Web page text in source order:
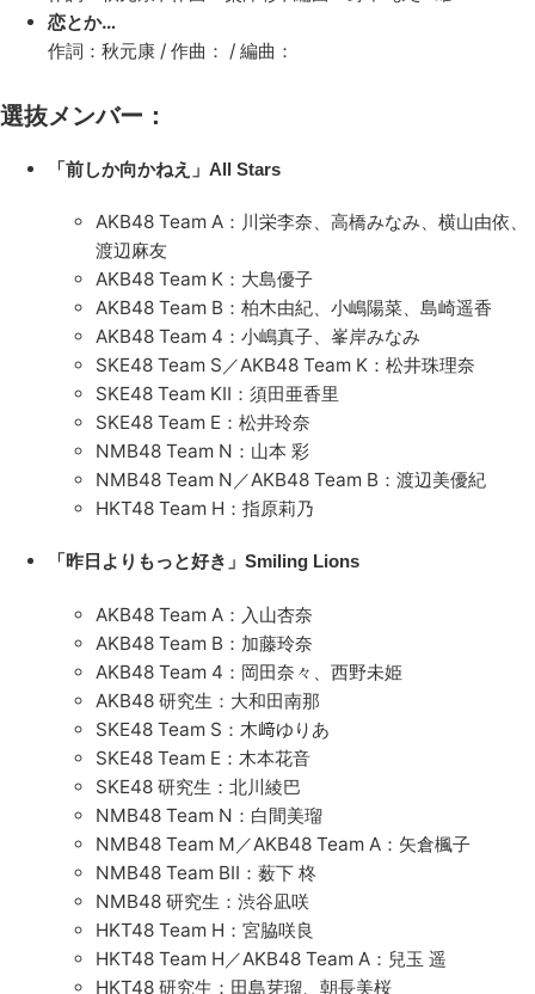
恋とか…
作詞：秋元康 / 作曲： / 編曲：
選抜メンバー：
「前しか向かねえ」All Stars
AKB48 Team A：川栄李奈、高橋みなみ、横山由依、
渡辺麻友
AKB48 Team K：大島優子
AKB48 Team B：柏木由紀、小嶋陽菜、島崎遥香
AKB48 Team 4：小嶋真子、峯岸みなみ
SKE48 Team S／AKB48 Team K：松井珠理奈
SKE48 Team KⅡ：須田亜香里
SKE48 Team E：松井玲奈
NMB48 Team N：山本 彩
NMB48 Team N／AKB48 Team B：渡辺美優紀
HKT48 Team H：指原莉乃
「昨日よりもっと好き」Smiling Lions
AKB48 Team A：入山杏奈
AKB48 Team B：加藤玲奈
AKB48 Team 4：岡田奈々、西野未姫
AKB48 研究生：大和田南那
SKE48 Team S：木﨑ゆりあ
SKE48 Team E：木本花音
SKE48 研究生：北川綾巴
NMB48 Team N：白間美瑠
NMB48 Team M／AKB48 Team A：矢倉楓子
NMB48 Team BⅡ：薮下 柊
NMB48 研究生：渋谷凪咲
HKT48 Team H：宮脇咲良
HKT48 Team H／AKB48 Team A：兒玉 遥
HKT48 研究生：田島芽瑠、朝長美桜